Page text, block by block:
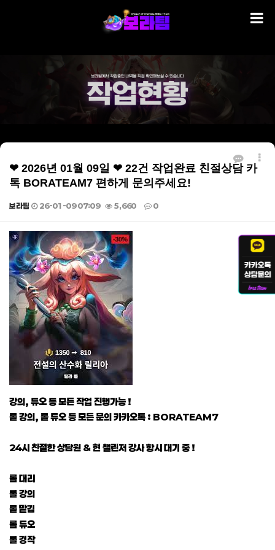
❤ 2026년 01월 09일 ❤ 22건 작업완료 친절상담 카
톡 BORATEAM7 편하게 문의주세요!
보라팀 26-01-09 07:09 5,660 0
본문
강의, 듀오 등 모든 작업 진행가능 !
롤 강의, 롤 듀오 등 모든 문의 카카오톡 : BORATEAM7
24시 친절한 상담원 & 현 챌린저 강사 항시 대기 중 !
롤 대리
롤 강의
롤 맡김
롤 듀오
롤 경작